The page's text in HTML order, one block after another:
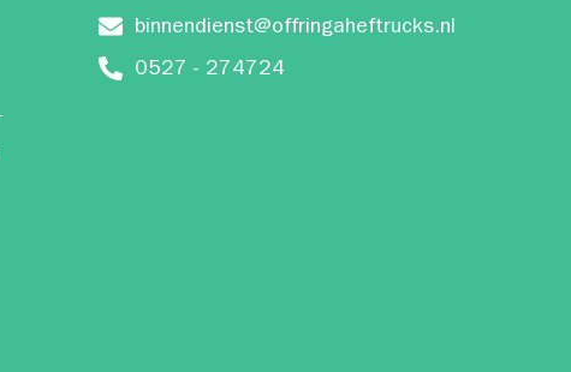
binnendienst@offringaheftrucks.nl
0527 - 274724